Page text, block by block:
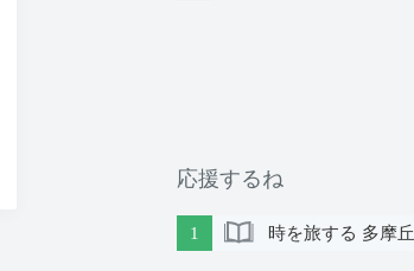
応援するね
1 時を旅する 多摩丘陵 明治元年～｜土曜日の会 第６話